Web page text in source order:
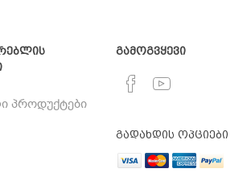
პროდუქტები
გამოგვყევი
გადახდის ოპციები